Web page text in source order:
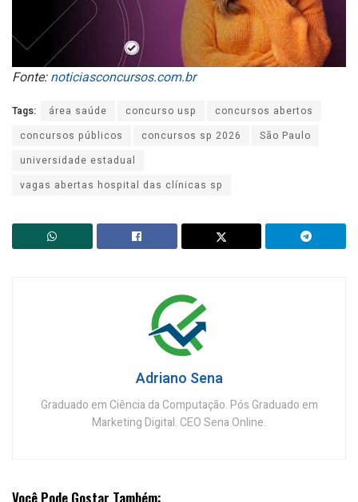
Fonte: noticiasconcursos.com.br
Tags: área saúde concurso usp
concursos abertos
concursos públicos
concursos sp 2026
São Paulo
universidade estadual
vagas abertas hospital das clínicas sp
Adriano Sena
Graduado em Ciência da Computação. Pós Graduado em
Marketing Digital. CEO Sena Online.
Você Pode Gostar Também: